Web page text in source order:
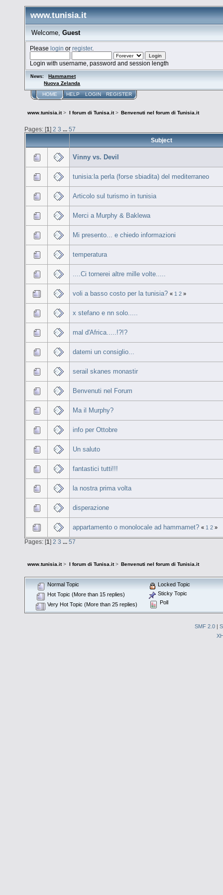
www.tunisia.it
Welcome, Guest
Pleaselogin orregister.
Login with username, password and session length
News:
Hammamet
Nuova Zelanda
HOME HELP LOGIN REGISTER
www.tunisia.it> I forum di Tunisa.it> Benvenuti nel forum di Tunisia.it
Pages: [1] 2 3 ... 57
Subject
Vinny vs. Devil
tunisia:la perla (forse sbiadita) del mediterraneo
Articolo sul turismo in tunisia
Merci a Murphy & Baklewa
Mi presento... e chiedo informazioni
temperatura
....Ci tornerei altre mille volte.....
voli a basso costo per la tunisia? « 1 2 »
x stefano e nn solo.....
mal d'Africa.....!?!?
datemi un consiglio...
serail skanes monastir
Benvenuti nel Forum
Ma il Murphy?
info per Ottobre
Un saluto
fantastici tutti!!!
la nostra prima volta
disperazione
appartamento o monolocale ad hammamet? « 1 2 »
Pages: [1] 2 3 ... 57
www.tunisia.it> I forum di Tunisa.it> Benvenuti nel forum di Tunisia.it
Normal Topic
Hot Topic (More than 15 replies)
Very Hot Topic (More than 25 replies)
Locked Topic
Sticky Topic
Poll
SMF 2.0 |